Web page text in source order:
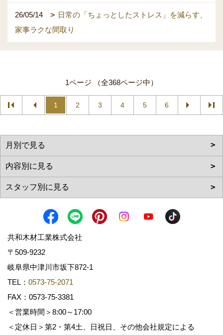
26/05/14
日常の「ちょっとしたストレス」を減らす、
家事ラクな間取り
1ページ （全368ページ中）
1 2 3 4 5 6
共和木材工業株式会社
〒509-9232
岐阜県中津川市坂下872‐1
TEL： 0573-75-2071
FAX：0573-75-3381
＜営業時間＞8:00～17:00
＜定休日＞第2・第4土、日祝日、その他会社規定による